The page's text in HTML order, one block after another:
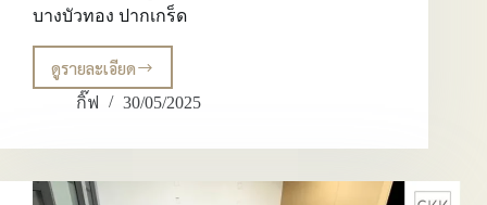
บางบัวทอง ปากเกร็ด
ดูรายละเอียด
ชม
ไอ
ปู
กิ๊ฟ 30/05/2025